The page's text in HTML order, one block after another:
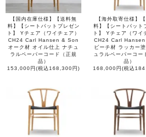
【国内在庫仕様】【送料無
料】【シートパットプレゼン
ト】 Yチェア（ワイチェア）
CH24 Carl Hansen & Son
オーク材 オイル仕上 ナチュ
ラルペーパーコード（正規
品）
153,000円(税込168,300円)
【海外取寄仕様】
料】【シートパット
ト】 Yチェア（ワイ
CH24 Carl
ビーチ材 ラッカー
ュラルペーパーコー
品）
168,000円(税込